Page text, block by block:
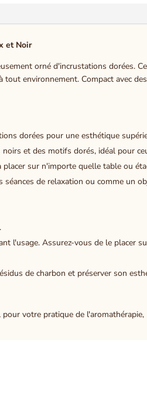
et Noir
orné d'incrustations dorées.
environnement. Compact avec
dorées pour une esthétique
et des motifs dorés, idéal pour
sur n'importe quelle table ou
de relaxation ou comme un
l'usage. Assurez-vous de le placer
de charbon et préserver son
votre pratique de